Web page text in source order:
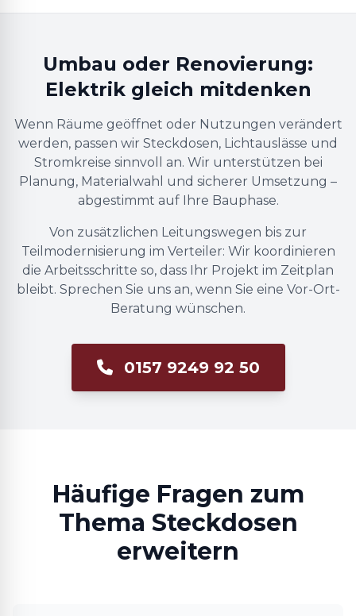
Umbau oder Renovierung:
Elektrik gleich mitdenken
Wenn Räume geöffnet oder Nutzungen verändert
werden, passen wir Steckdosen, Lichtauslässe und
Stromkreise sinnvoll an. Wir unterstützen bei
Planung, Materialwahl und sicherer Umsetzung –
abgestimmt auf Ihre Bauphase.
Von zusätzlichen Leitungswegen bis zur
Teilmodernisierung im Verteiler: Wir koordinieren
die Arbeitsschritte so, dass Ihr Projekt im Zeitplan
bleibt. Sprechen Sie uns an, wenn Sie eine Vor-Ort-
Beratung wünschen.
0157 9249 92 50
Häufige Fragen zum
Thema Steckdosen
erweitern